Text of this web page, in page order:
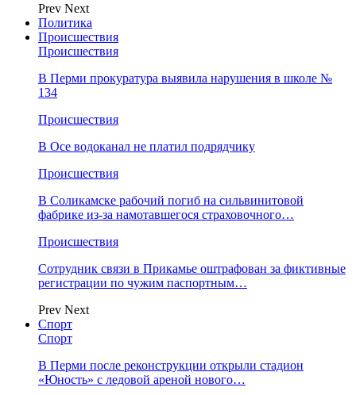
Prev Next
Политика
Происшествия
Происшествия
В Перми прокуратура выявила нарушения в школе №
134
Происшествия
В Осе водоканал не платил подрядчику
Происшествия
В Соликамске рабочий погиб на сильвинитовой
фабрике из-за намотавшегося страховочного…
Происшествия
Сотрудник связи в Прикамье оштрафован за фиктивные
регистрации по чужим паспортным…
Prev Next
Спорт
Спорт
В Перми после реконструкции открыли стадион
«Юность» с ледовой ареной нового…